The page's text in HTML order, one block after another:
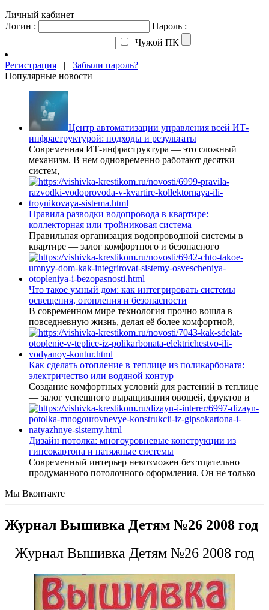
Личный кабинет
Логин :
Пароль :
Чужой ПК
Регистрация | Забыли пароль?
Популярные новости
Центр автоматизации управления всей ИТ-
инфраструктурой: подходы и результаты
Современная ИТ-инфраструктура — это сложный
механизм. В нем одновременно работают десятки
систем,
Правила разводки водопровода в квартире:
коллекторная или тройниковая система
Правильная организация водопроводной системы в
квартире — залог комфортного и безопасного
Что такое умный дом: как интегрировать системы
освещения, отопления и безопасности
В современном мире технология прочно вошла в
повседневную жизнь, делая её более комфортной,
Как сделать отопление в теплице из поликарбоната:
электричество или водяной контур
Создание комфортных условий для растений в теплице
— залог успешного выращивания овощей, фруктов и
Дизайн потолка: многоуровневые конструкции из
гипсокартона и натяжные системы
Современный интерьер невозможен без тщательно
продуманного потолочного оформления. Он не только
Мы Вконтакте
Журнал Вышивка Детям №26 2008 год
Журнал Вышивка Детям №26 2008 год